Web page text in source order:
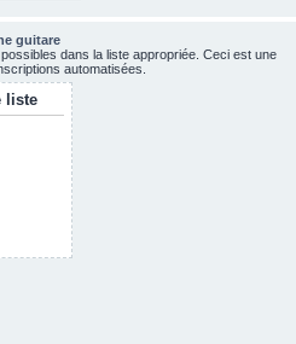
guitare
dans la liste appropriée. Ceci est une
automatisées.
liste